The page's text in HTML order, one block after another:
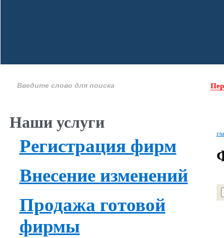
Наши услуги
Регистрация фирм
Внесение изменений
Продажа готовой
фирмы